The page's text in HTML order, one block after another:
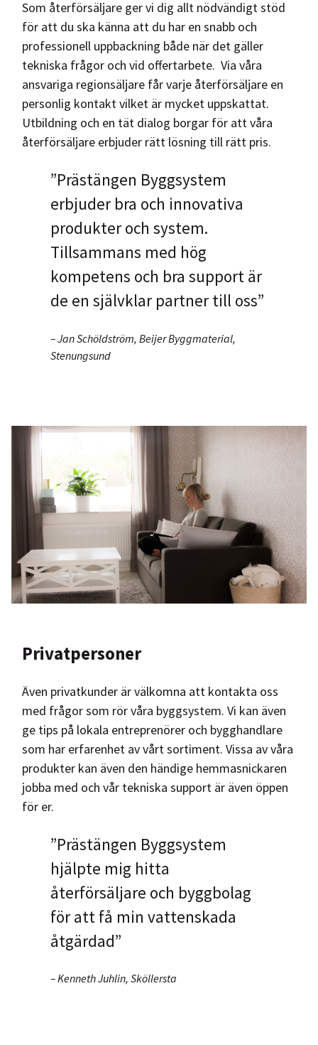
Som återförsäljare ger vi dig allt nödvändigt stöd
för att du ska känna att du har en snabb och
professionell uppbackning både när det gäller
tekniska frågor och vid offertarbete. Via våra
ansvariga regionsäljare får varje återförsäljare en
personlig kontakt vilket är mycket uppskattat.
Utbildning och en tät dialog borgar för att våra
återförsäljare erbjuder rätt lösning till rätt pris.
”Prästängen Byggsystem
erbjuder bra och innovativa
produkter och system.
Tillsammans med hög
kompetens och bra support är
de en självklar partner till oss”
– Jan Schöldström, Beijer Byggmaterial,
Stenungsund
Privatpersoner
Även privatkunder är välkomna att kontakta oss
med frågor som rör våra byggsystem. Vi kan även
ge tips på lokala entreprenörer och bygghandlare
som har erfarenhet av vårt sortiment. Vissa av våra
produkter kan även den händige hemmasnickaren
jobba med och vår tekniska support är även öppen
för er.
”Prästängen Byggsystem
hjälpte mig hitta
återförsäljare och byggbolag
för att få min vattenskada
åtgärdad”
–Kenneth Juhlin, Sköllersta